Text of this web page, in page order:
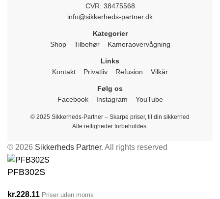
CVR: 38475568
info@sikkerheds-partner.dk
Kategorier
Shop
Tilbehør Kameraovervågning
Links
Kontakt
Privatliv Refusion Vilkår
Følg os
Facebook
Instagram YouTube
© 2025 Sikkerheds-Partner – Skarpe priser, til din sikkerhed
Alle rettigheder forbeholdes.
© 2026 Sikkerheds Partner. All rights reserved
PFB302S
kr.228.11 Priser uden moms